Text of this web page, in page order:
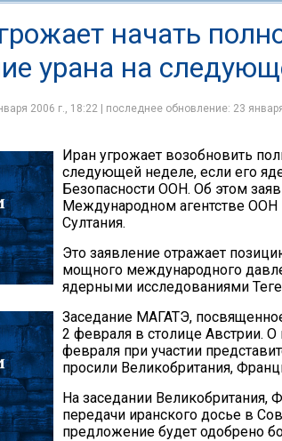
начать
урана на
2006 г., 18:22 | последнее обновление: 23
Иран угрожает возобновить
следующей неделе, если его
Безопасности ООН. Об этом
Международном агентстве ООН
Султания.
Это заявление отражает
мощного международного
ядерными исследованиями
Заседание МАГАТЭ,
2 февраля в столице Австрии. О
февраля при участии
просили Великобритания,
На заседании Великобритания,
передачи иранского досье в
предложение будет одобрено